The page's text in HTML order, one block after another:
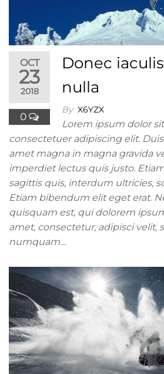
OCT
23
2018
0
Donec
nulla
By X6YZX
Lorem ipsum dolor
consectetuer adipiscing elit.
amet magna in magna gravida
imperdiet lectus quis justo.
sagittis quis, interdum ultricies,
Etiam bibendum elit eget erat.
quisquam est, qui dolorem
amet, consectetur, adipisci velit,
numquam…